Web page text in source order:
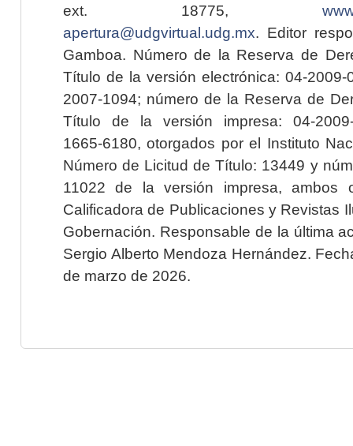
ext. 18775,
apertura@udgvirtual.udg.mx. Editor
Gamboa. Número de la Reserva de
Título de la versión electrónica: 04-2009-
2007-1094; número de la Reserva de
Título de la versión impresa: 04-2009-
1665-6180, otorgados por el Instituto
Número de Licitud de Título: 13449 y
11022 de la versión impresa, ambos
Calificadora de Publicaciones y Revistas
Gobernación. Responsable de la última
Sergio Alberto Mendoza Hernández.
de marzo de 2026.